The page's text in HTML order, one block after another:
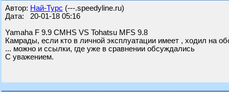
Автор: Най-Турс (---.speedyline.ru)
Дата: 20-01-18 05:16
Yamaha F 9.9 CMHS VS Tohatsu MFS 9.8
Камрады, если кто в личной эксплуатации имеет , ходил на
... можно и ссылки, где уже в сравнении обсуждались
С уважением.